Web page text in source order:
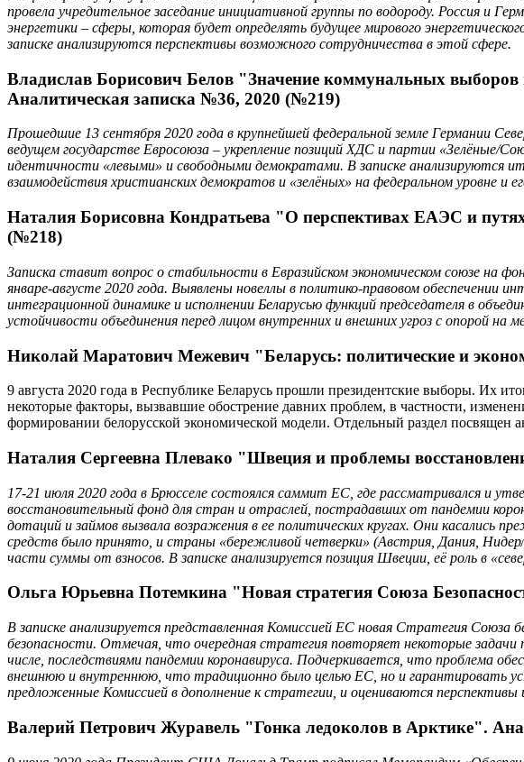
провела учредительное заседание инициативной группы по водороду. Россия и
энергетики – сферы, которая будет определять будущее мирового
записке анализируются перспективы возможного сотрудничества в этой сфере.
Владислав Борисович Белов "Значение коммунальных
Аналитическая записка №36, 2020 (№219)
Прошедшие 13 сентября 2020 года в крупнейшей федеральной земле Германии
ведущем государстве Евросоюза – укрепление позиций ХДС и партии «Зелёные/
идентичности «левыми» и свободными демократами. В записке анализируются
взаимодействия христианских демократов и «зелёных» на федеральном уровне и
Наталия Борисовна Кондратьева "О перспективах ЕАЭС и
(№218)
Записка ставит вопрос о стабильности в Евразийском экономическом союзе на
январе-августе 2020 года. Выявлены новеллы в политико-правовом обеспечении
интеграционной динамике и исполнении Беларусью функций председателя в
устойчивости объединения перед лицом внутренних и внешних угроз с опорой
Николай Маратович Межевич "Беларусь: политические и
9 августа 2020 года в Республике Беларусь прошли президентские выборы. Их
некоторые факторы, вызвавшие обострение давних проблем, в частности,
формировании белорусской экономической модели. Отдельный раздел посвящен
Наталия Сергеевна Плевако "Швеция и проблемы
17-21 июля 2020 года в Брюсселе состоялся саммит ЕС, где рассматривался и
восстановительный фонд для стран и отраслей, пострадавших от пандемии
дотаций и займов вызвала возражения в ее политических кругах. Они касались
средств было принято, и страны «бережливой четверки» (Австрия, Дания,
части суммы от взносов. В записке анализируется позиция Швеции, её роль в
Ольга Юрьевна Потемкина "Новая стратегия Союза
В записке анализируется представленная Комиссией ЕС новая Стратегия
безопасности. Отмечая, что очередная стратегия повторяет некоторые
числе, последствиями пандемии коронавируса. Подчеркивается, что проблема
внешнюю и внутреннюю, что традиционно было целью ЕС, но и гарантировать
предложенные Комиссией в дополнение к стратегии, и оцениваются перспективы
Валерий Петрович Журавель "Гонка ледоколов в Арктике".